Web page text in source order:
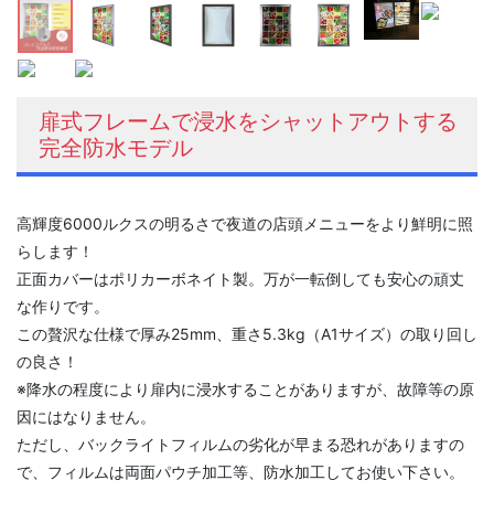
扉式フレームで浸水をシャットアウトする
完全防水モデル
高輝度6000ルクスの明るさで夜道の店頭メニューをより鮮明に照
らします！
正面カバーはポリカーボネイト製。万が一転倒しても安心の頑丈
な作りです。
この贅沢な仕様で厚み25mm、重さ5.3kg（A1サイズ）の取り回し
の良さ！
※降水の程度により扉内に浸水することがありますが、故障等の原
因にはなりません。
ただし、バックライトフィルムの劣化が早まる恐れがありますの
で、フィルムは両面パウチ加工等、防水加工してお使い下さい。